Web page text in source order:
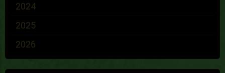
2024
2025
2026